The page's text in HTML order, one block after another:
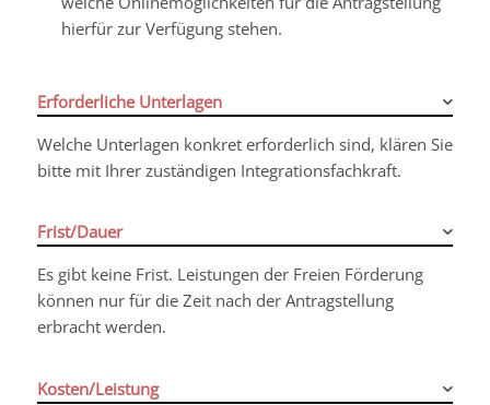
hierfür zur Verfügung stehen.
Erforderliche Unterlagen
Welche Unterlagen konkret erforderlich sind, klären Sie
bitte mit Ihrer zuständigen Integrationsfachkraft.
Frist/Dauer
Es gibt keine Frist. Leistungen der Freien Förderung
können nur für die Zeit nach der Antragstellung
erbracht werden.
Kosten/Leistung